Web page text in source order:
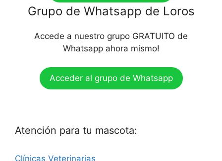
Grupo de Whatsapp de Loros
Accede a nuestro grupo GRATUITO de
Whatsapp ahora mismo!
Acceder al grupo de Whatsapp
Atención para tu mascota:
Clínicas Veterinarias